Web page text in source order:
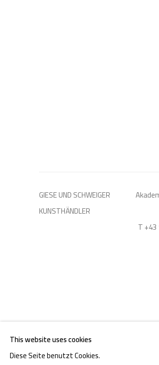
GIESE UND SCHWEIGER
KUNSTHÄNDLER
T +43
COPYRIGHT © 2026 GIESE & SCHWEIGER
This website uses cookies
Diese Seite benutzt Cookies.